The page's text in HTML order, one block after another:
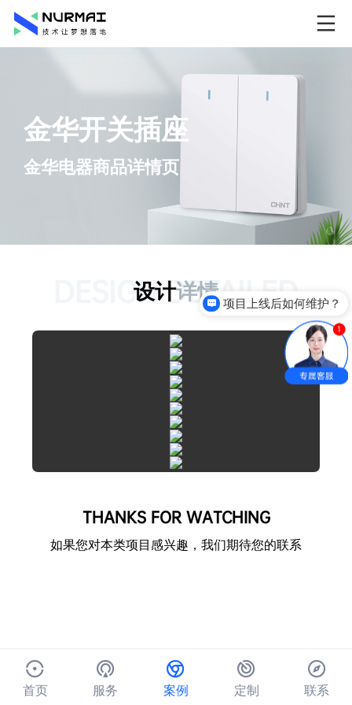
金华开关插座
金华电器商品详情页
设计详情
DESIGN DETAILED
THANKS FOR WATCHING
如果您对本类项目感兴趣，我们期待您的联系
首页 服务 案例 定制 联系
项目上线后如何维护？